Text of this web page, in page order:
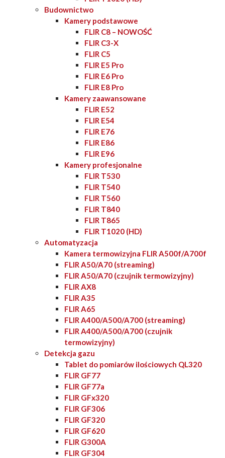
Budownictwo
Kamery podstawowe
FLIR C8 – NOWOŚĆ
FLIR C3-X
FLIR C5
FLIR E5 Pro
FLIR E6 Pro
FLIR E8 Pro
Kamery zaawansowane
FLIR E52
FLIR E54
FLIR E76
FLIR E86
FLIR E96
Kamery profesjonalne
FLIR T530
FLIR T540
FLIR T560
FLIR T840
FLIR T865
FLIR T1020 (HD)
Automatyzacja
Kamera termowizyjna FLIR A500f/A700f
FLIR A50/A70 (streaming)
FLIR A50/A70 (czujnik termowizyjny)
FLIR AX8
FLIR A35
FLIR A65
FLIR A400/A500/A700 (streaming)
FLIR A400/A500/A700 (czujnik
termowizyjny)
Detekcja gazu
Tablet do pomiarów ilościowych QL320
FLIR GF77
FLIR GF77a
FLIR GFx320
FLIR GF306
FLIR GF320
FLIR GF620
FLIR G300A
FLIR GF304